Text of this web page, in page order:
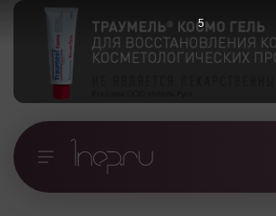
4